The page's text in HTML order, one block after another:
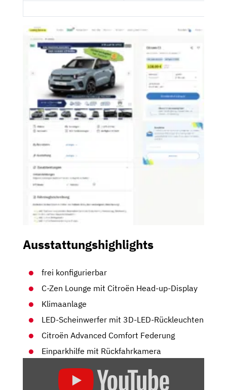
Ausstattungshighlights
frei konfigurierbar
C-Zen Lounge mit Citroën Head-up-Display
Klimaanlage
LED-Scheinwerfer mit 3D-LED-Rückleuchten
Citroën Advanced Comfort Federung
Einparkhilfe mit Rückfahrkamera